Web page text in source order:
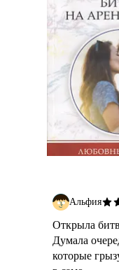
Альфия
Открыла
Думала
которые